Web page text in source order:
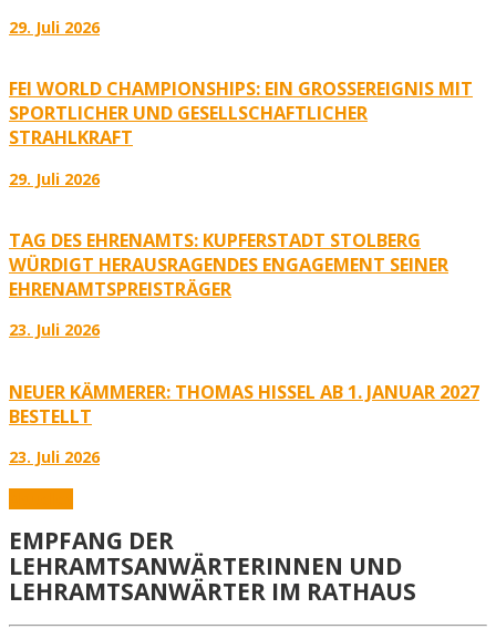
29. Juli 2026
FEI WORLD CHAMPIONSHIPS: EIN GROSSEREIGNIS MIT S
PORTLICHER UND GESELLSCHAFTLICHER S
TRAHLKRAFT
29. Juli 2026
TAG DES EHRENAMTS: KUPFERSTADT STOLBERG
WÜRDIGT HERAUSRAGENDES ENGAGEMENT SEINER
EHRENAMTSPREISTRÄGER
23. Juli 2026
NEUER KÄMMERER: THOMAS HISSEL AB 1. JANUAR 2027
BESTELLT
23. Juli 2026
EMPFANG DER
LEHRAMTSANWÄRTERINNEN UND
LEHRAMTSANWÄRTER IM RATHAUS